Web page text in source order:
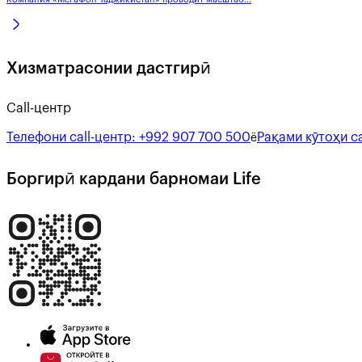
Хизматрасонии дастгирӣ
Call-центр
Телефони call-центр: +992 907 700 500ёРақами кӯтоҳи
Боргирӣ кардани барномаи Life